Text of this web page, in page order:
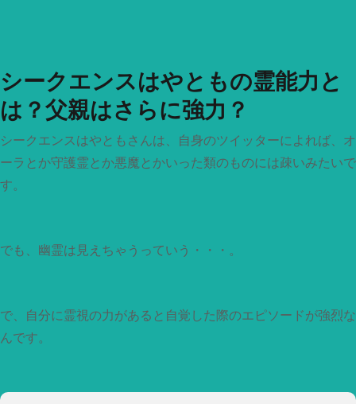
シークエンスはやともの霊能力と
は？父親はさらに強力？
シークエンスはやともさんは、自身のツイッターによれば、オ
ーラとか守護霊とか悪魔とかいった類のものには疎いみたいで
す。
でも、幽霊は見えちゃうっていう・・・。
で、自分に霊視の力があると自覚した際のエピソードが強烈な
んです。